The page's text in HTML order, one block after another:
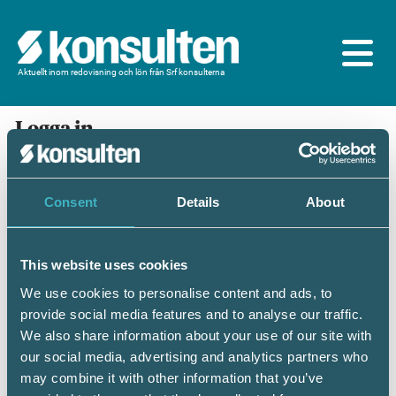
Consent Details About
This website uses cookies
We use cookies to personalise content and ads, to
provide social media features and to analyse our traffic.
We also share information about your use of our site with
our social media, advertising and analytics partners who
may combine it with other information that you’ve
Aktuellt inom redovisning och lön från Srf konsulterna
Logga in
En prenumeration ingår för dig som är
medlem/ansluten till Srf konsulterna. Du loggar in
med BankID eller samma lösenord som du har på
Mobilt BankID
Personnummer(ÅÅÅÅMMDDNNNN)